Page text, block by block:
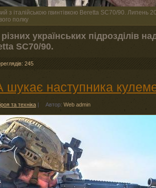
з італійською гвинтівкою Beretta SC70/90.
полку
українських підрозділів
SC70/90.
245
наступника
та техніка | Автор: Web admin